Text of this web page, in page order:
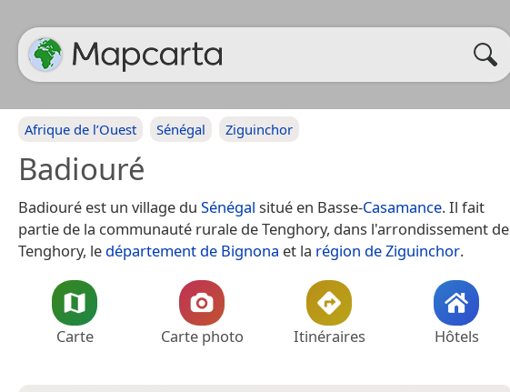
Afrique de l’Ouest Sénégal Ziguinchor
Badiouré
Badiouré est un village du Sénégal situé en Basse-Casamance. Il fait
partie de la communauté rurale de Tenghory, dans l'arrondissement de
Tenghory, le département de Bignona et la région de Ziguinchor.
Carte Carte photo Itinéraires Hôtels